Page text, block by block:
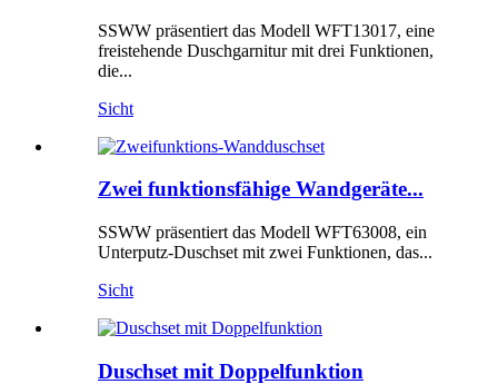
SSWW präsentiert das Modell WFT13017, eine
freistehende Duschgarnitur mit drei Funktionen,
die...
Sicht
Zwei funktionsfähige Wandgeräte...
SSWW präsentiert das Modell WFT63008, ein
Unterputz-Duschset mit zwei Funktionen, das...
Sicht
Duschset mit Doppelfunktion